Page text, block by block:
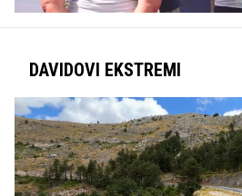
DAVIDOVI EKSTREMI